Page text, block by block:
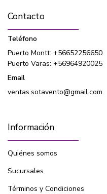
Contacto
Teléfono
Puerto Montt: +56652256650
Puerto Varas: +56964920025
Email
ventas.sotavento@gmail.com
Información
Quiénes somos
Sucursales
Términos y Condiciones